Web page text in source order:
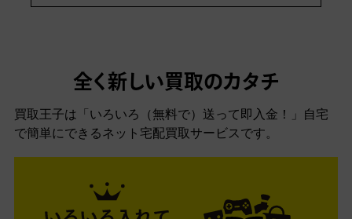
全く新しい買取のカタチ
買取王子は「いろいろ（無料で）送って即入金！」自宅
で簡単にできるネット宅配買取サービスです。